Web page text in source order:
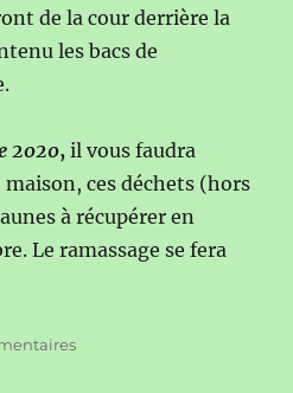
de la cour derrière la
les bacs de
2020, il vous faudra
ces déchets (hors
à récupérer en
Le ramassage se fera
sur